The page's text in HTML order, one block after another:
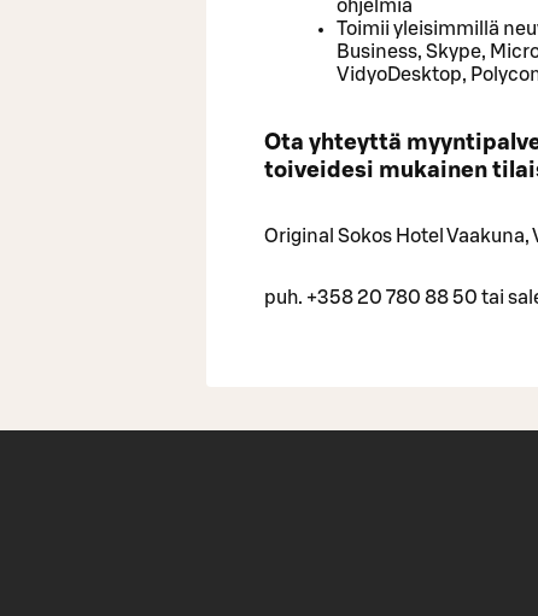
ohjelmia
Toimii yleisimmillä
Business, Skype,
VidyoDesktop,
Ota yh­teyt­tä
toi­vei­de­si mu­kai­nen
Ori­gi­nal Sokos Hotel Vaa­ku­na,
puh. +358 20 780 88 50 tai